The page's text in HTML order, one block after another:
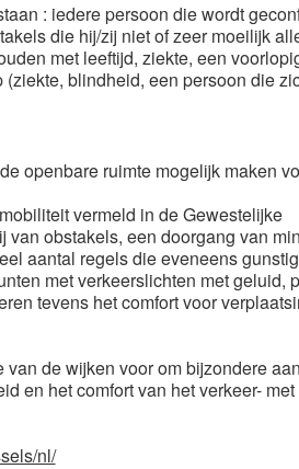
: iedere persoon die wordt
die hij/zij niet of zeer moeilijk
met leeftijd, ziekte, een
blindheid, een persoon die
openbare ruimte mogelijk maken
vermeld in de Gewestelijke
obstakels, een doorgang van
aantal regels die eveneens
met verkeerslichten met geluid,
tevens het comfort voor
de wijken voor om bijzondere
en het comfort van het verkeer-
nl/